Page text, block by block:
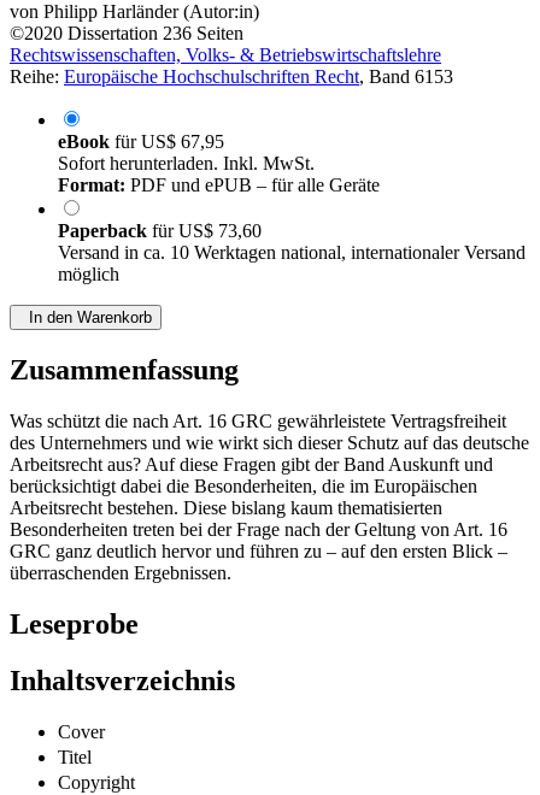
von Philipp Harländer (Autor:in)
©2020 Dissertation 236 Seiten
Rechtswissenschaften, Volks- & Betriebswirtschaftslehre
Reihe: Europäische Hochschulschriften Recht, Band 6153
eBook fürUS$ 67,95
Sofort herunterladen. Inkl. MwSt.
Format: PDF und ePUB – für alle Geräte
Paperback fürUS$ 73,60
Versand in ca. 10 Werktagen national, internationaler Versand
möglich
In den Warenkorb
Zusammenfassung
Was schützt die nach Art. 16 GRC gewährleistete Vertragsfreiheit
des Unternehmers und wie wirkt sich dieser Schutz auf das deutsche
Arbeitsrecht aus? Auf diese Fragen gibt der Band Auskunft und
berücksichtigt dabei die Besonderheiten, die im Europäischen
Arbeitsrecht bestehen. Diese bislang kaum thematisierten
Besonderheiten treten bei der Frage nach der Geltung von Art. 16
GRC ganz deutlich hervor und führen zu – auf den ersten Blick –
überraschenden Ergebnissen.
Leseprobe
Inhaltsverzeichnis
Cover
Titel
Copyright